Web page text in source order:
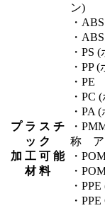
プ ラ ス チ
ッ ク
加 工 可 能
材 料
ン)
・
・
・PS
・PP
・PE
・PC
・PA
・
称 ア
・
・
・
・